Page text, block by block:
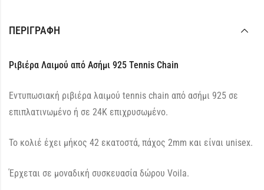
ΠΕΡΙΓΡΑΦΉ
Ριβιέρα Λαιμού από Ασήμι 925 Tennis Chain
Εντυπωσιακή ριβιέρα λαιμού tennis chain από ασήμι 925 σε
επιπλατινωμένο ή σε 24Κ επιχρυσωμένο.
Το κολιέ έχει μήκος 42 εκατοστά, πάχος 2mm και είναι unisex.
Έρχεται σε μοναδική συσκευασία δώρου Voila.